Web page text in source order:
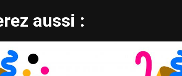
aussi :